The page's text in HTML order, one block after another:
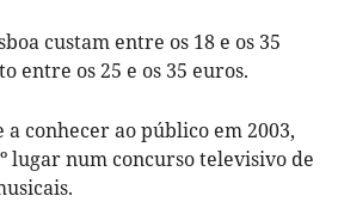
custam entre os 18 e os 35
entre os 25 e os 35 euros.
a conhecer ao público em 2003,
lugar num concurso televisivo de